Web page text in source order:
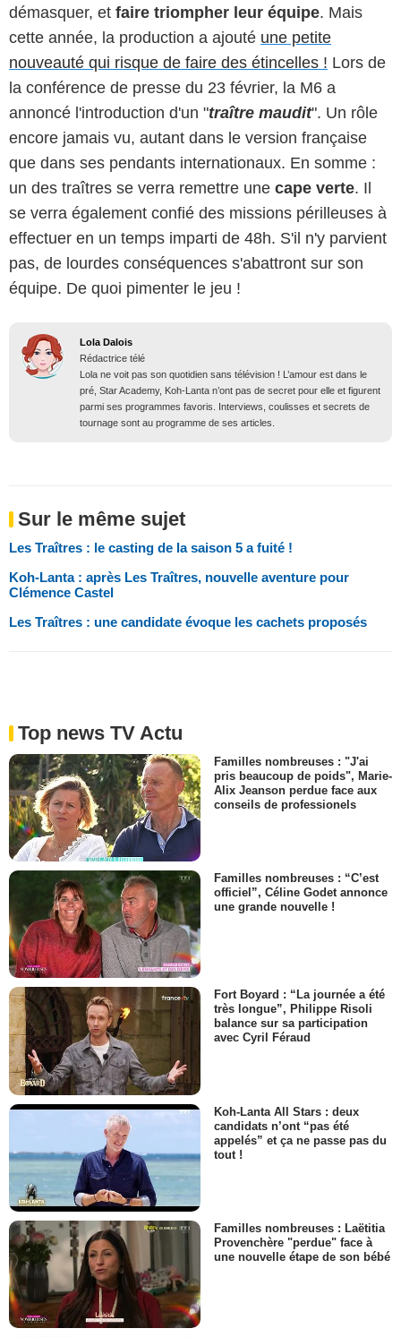
démasquer, et faire triompher leur équipe. Mais
cette année, la production a ajouté une petite
nouveauté qui risque de faire des étincelles ! Lors de
la conférence de presse du 23 février, la M6 a
annoncé l'introduction d'un "traître maudit". Un rôle
encore jamais vu, autant dans le version française
que dans ses pendants internationaux. En somme :
un des traîtres se verra remettre une cape verte. Il
se verra également confié des missions périlleuses à
effectuer en un temps imparti de 48h. S'il n'y parvient
pas, de lourdes conséquences s'abattront sur son
équipe. De quoi pimenter le jeu !
Lola Dalois
Rédactrice télé
Lola ne voit pas son quotidien sans télévision ! L’amour est dans le
pré, Star Academy, Koh-Lanta n’ont pas de secret pour elle et figurent
parmi ses programmes favoris. Interviews, coulisses et secrets de
tournage sont au programme de ses articles.
Sur le même sujet
Les Traîtres : le casting de la saison 5 a fuité !
Koh-Lanta : après Les Traîtres, nouvelle aventure pour
Clémence Castel
Les Traîtres : une candidate évoque les cachets proposés
Top news TV Actu
Familles nombreuses : "J'ai
pris beaucoup de poids", Marie-
Alix Jeanson perdue face aux
conseils de professionels
Familles nombreuses : “C’est
officiel”, Céline Godet annonce
une grande nouvelle !
Fort Boyard : “La journée a été
très longue”, Philippe Risoli
balance sur sa participation
avec Cyril Féraud
Koh-Lanta All Stars : deux
candidats n’ont “pas été
appelés” et ça ne passe pas du
tout !
Familles nombreuses : Laëtitia
Provenchère "perdue" face à
une nouvelle étape de son bébé